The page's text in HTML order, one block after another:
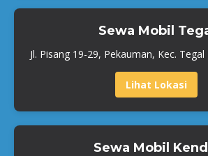
Sewa Mobil
Jl. Pisang 19-29, Pekauman, Kec.
Lihat Lokasi
Sewa Mobil